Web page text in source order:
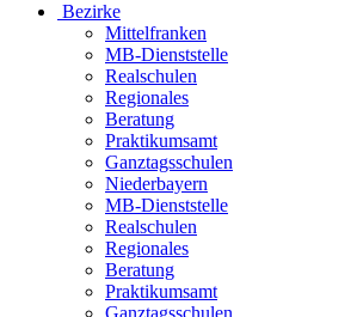
Bezirke
Mittelfranken
MB-Dienststelle
Realschulen
Regionales
Beratung
Praktikumsamt
Ganztagsschulen
Niederbayern
MB-Dienststelle
Realschulen
Regionales
Beratung
Praktikumsamt
Ganztagsschulen